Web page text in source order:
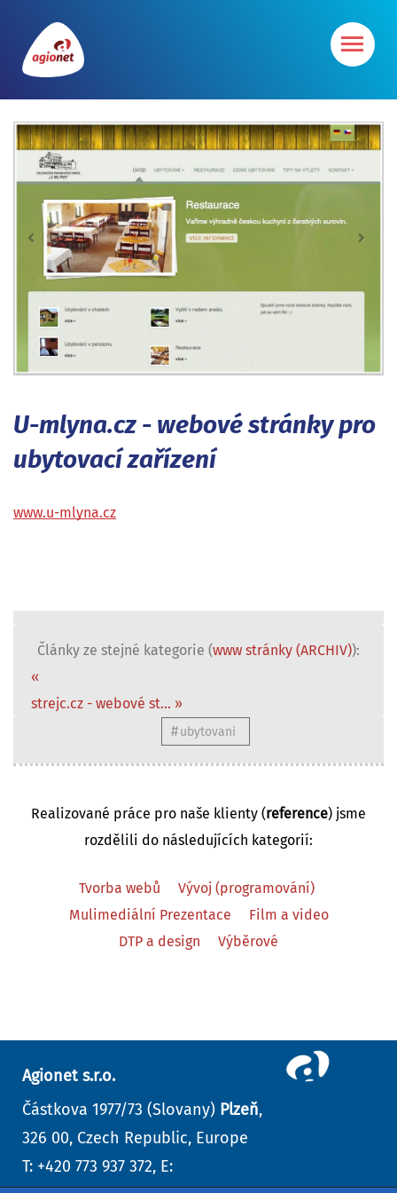
U-mlyna.cz - webové stránky pro
ubytovací zařízení
www.u-mlyna.cz
Články ze stejné kategorie (www stránky (ARCHIV)):
«
strejc.cz - webové st... »
ubytovani
Realizované práce pro naše klienty (reference) jsme
rozdělili do následujících kategorií:
Tvorba webů
Vývoj (programování)
Mulimediální Prezentace
Film a video
DTP a design
Výběrové
Agionet s.r.o.
Částkova 1977/73 (Slovany) Plzeň,
326 00, Czech Republic, Europe
T: +420 773 937 372, E: